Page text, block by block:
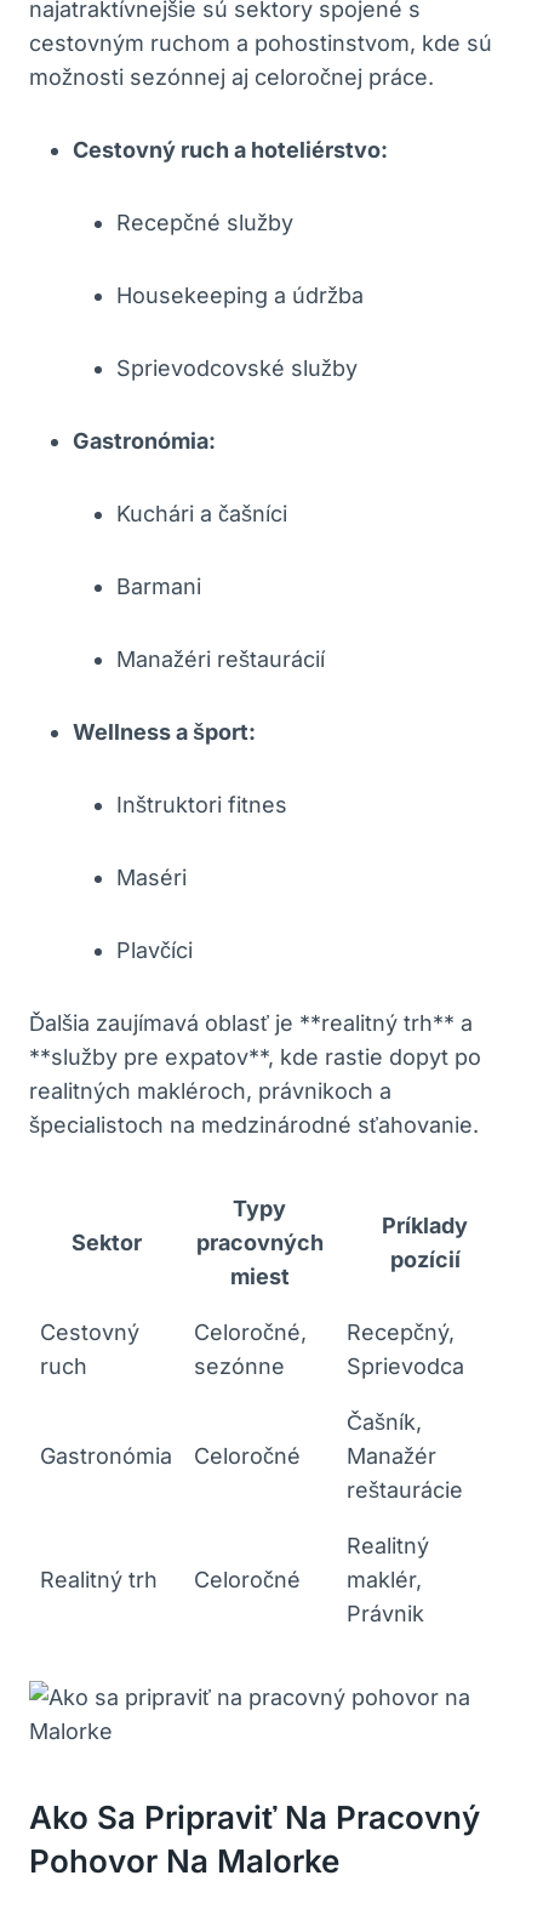
najatraktívnejšie sú sektory spojené s
cestovným ruchom a pohostinstvom, kde sú
možnosti sezónnej aj celoročnej práce.
Cestovný ruch a hoteliérstvo:
Recepčné služby
Housekeeping a údržba
Sprievodcovské služby
Gastronómia:
Kuchári a čašníci
Barmani
Manažéri reštaurácií
Wellness a šport:
Inštruktori fitnes
Maséri
Plavčíci
Ďalšia zaujímavá oblasť je **realitný trh** a
**služby pre expatov**, kde rastie dopyt po
realitných makléroch, právnikoch a
špecialistoch na medzinárodné sťahovanie.
Sektor
Typy
pracovných
miest
Príklady
pozícií
Cestovný
ruch
Celoročné,
sezónne
Recepčný,
Sprievodca
Gastronómia Celoročné
Čašník,
Manažér
reštaurácie
Realitný trh Celoročné
Realitný
maklér,
Právnik
Ako Sa Pripraviť Na Pracovný
Pohovor Na Malorke